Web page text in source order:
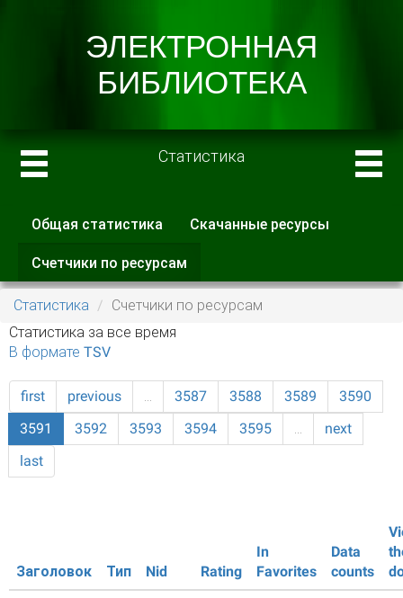
Статистика
Главные вкладки
Общая статистика Скачанные ресурсы
Счетчики по ресурсам
вкладка)
Статистика
Счетчики по ресурсам
Статистика за все время
В формате TSV
first previous … 3587 3588 3589
3590
3591
3592 3593 3594 3595 …
next
last
Заголовок Тип Nid Rating
In
Favorites
Data
counts